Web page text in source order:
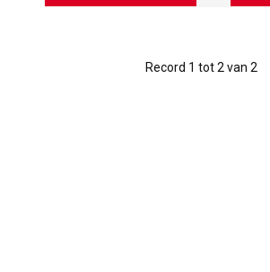
Record 1 tot 2 van 2